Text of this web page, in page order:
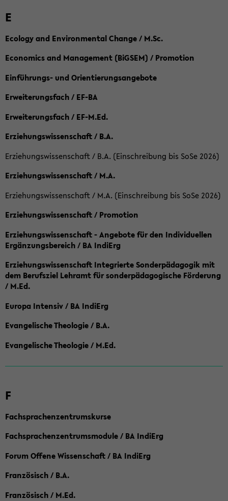
E
Ecology and Environmental Change / M.Sc.
Economics and Management (BiGSEM) / Promotion
Einführungs- und Orientierungsangebote
Erweiterungsfach / EF-BA
Erweiterungsfach / EF-M.Ed.
Erziehungswissenschaft / B.A.
Erziehungswissenschaft / B.A. (Einschreibung bis SoSe 2026)
Erziehungswissenschaft / M.A.
Erziehungswissenschaft / M.A. (Einschreibung bis SoSe 2026)
Erziehungswissenschaft / Promotion
Erziehungswissenschaft - Angebote für den Individuellen
Ergänzungsbereich / BA IndiErg
Erziehungswissenschaft Integrierte Sonderpädagogik mit
dem Berufsziel Lehramt für sonderpädagogische Förderung
/ M.Ed.
Europa Intensiv / BA IndiErg
Evangelische Theologie / B.A.
Evangelische Theologie / M.Ed.
F
Fachsprachenzentrumskurse
Fachsprachenzentrumsmodule / BA IndiErg
Forum Offene Wissenschaft / BA IndiErg
Französisch / B.A.
Französisch / M.Ed.